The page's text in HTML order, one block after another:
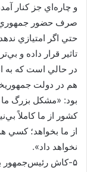
و چاره‌اي جز كنار
صرف حضور جمهوري
حتي اگر امتيازي
تاثير قرار داده و
در حالي است كه به
هم در دولت
بود: «مشكل بزرگ ما
كشور از ما كاملاً
از ما بخواهد؛ كسي
نخواهد داد».
۵-کاش رئیس‌جمهور